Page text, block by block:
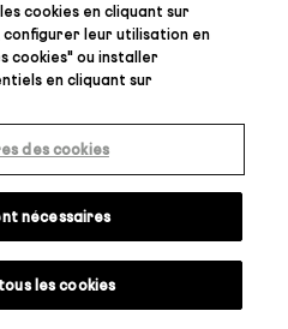
cookies en cliquant sur
configurer leur utilisation en
cookies" ou installer
en cliquant sur
des cookies
nécessaires
les cookies